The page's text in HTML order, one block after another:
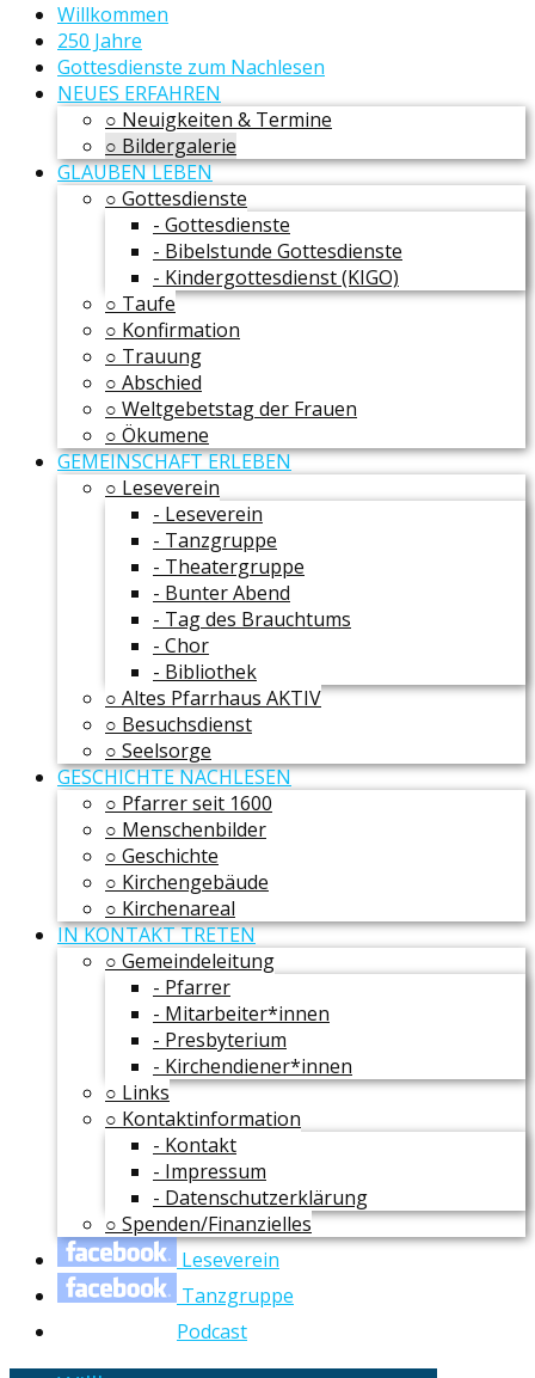
Willkommen
250 Jahre
Gottesdienste zum Nachlesen
NEUES ERFAHREN
○ Neuigkeiten & Termine
○ Bildergalerie
GLAUBEN LEBEN
○ Gottesdienste
- Gottesdienste
- Bibelstunde Gottesdienste
- Kindergottesdienst (KIGO)
○ Taufe
○ Konfirmation
○ Trauung
○ Abschied
○ Weltgebetstag der Frauen
○ Ökumene
GEMEINSCHAFT ERLEBEN
○ Leseverein
- Leseverein
- Tanzgruppe
- Theatergruppe
- Bunter Abend
- Tag des Brauchtums
- Chor
- Bibliothek
○ Altes Pfarrhaus AKTIV
○ Besuchsdienst
○ Seelsorge
GESCHICHTE NACHLESEN
○ Pfarrer seit 1600
○ Menschenbilder
○ Geschichte
○ Kirchengebäude
○ Kirchenareal
IN KONTAKT TRETEN
○ Gemeindeleitung
- Pfarrer
- Mitarbeiter*innen
- Presbyterium
- Kirchendiener*innen
○ Links
○ Kontaktinformation
- Kontakt
- Impressum
- Datenschutzerklärung
○ Spenden/Finanzielles
Leseverein
Tanzgruppe
Podcast